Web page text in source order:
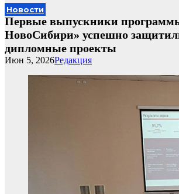
Новости
Первые выпускники
НовоСибири» успешно
дипломные проекты
Редакция
Июн 5, 2026